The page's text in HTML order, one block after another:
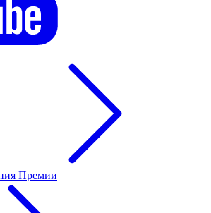
Премии